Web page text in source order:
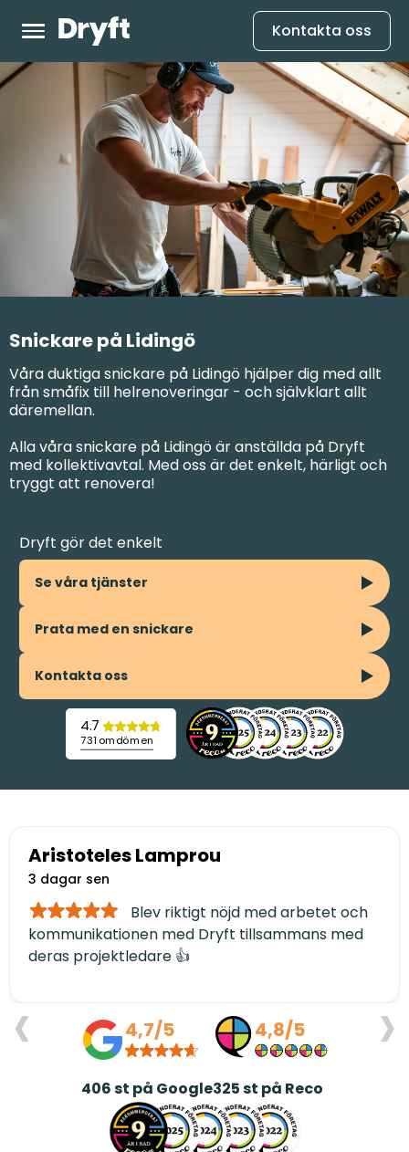
Kontakta oss
Snickare på Lidingö
Våra duktiga snickare på Lidingö hjälper dig med allt
från småfix till helrenoveringar - och självklart allt
däremellan.
Alla våra snickare på Lidingö är anställda på Dryft
med kollektivavtal. Med oss är det enkelt, härligt och
tryggt att renovera!
Dryft gör det enkelt
Se våra tjänster
Prata med en snickare
Kontakta oss
4.7
731 omdömen
Aristoteles Lamprou
3 dagar sen
Blev riktigt nöjd med arbetet och
kommunikationen med Dryft tillsammans med
deras projektledare 👍
‹ ›
4,7/5
406st på Google
4,8/5
325st på Reco